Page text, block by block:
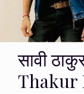
सावी
Thakur